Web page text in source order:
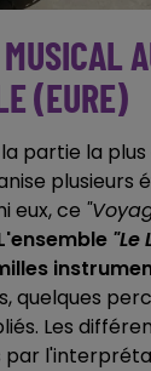
(EURE)
partie la
eux, ce
"Le
quelques
Les
par